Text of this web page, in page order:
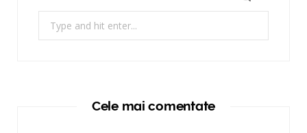
for:
Cele mai comentate